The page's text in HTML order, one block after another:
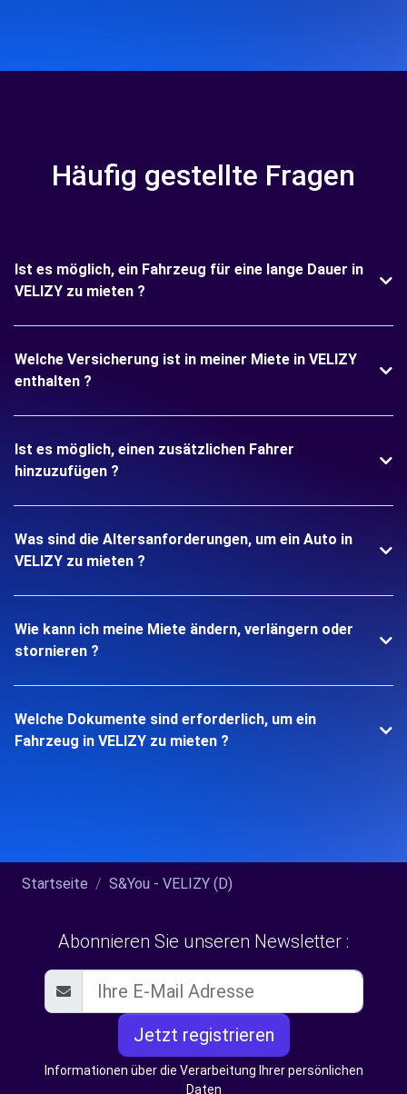
Häufig gestellte Fragen
Ist es möglich, ein Fahrzeug für eine lange Dauer in
VELIZY zu mieten ?
Welche Versicherung ist in meiner Miete in VELIZY
enthalten ?
Ist es möglich, einen zusätzlichen Fahrer
hinzuzufügen ?
Was sind die Altersanforderungen, um ein Auto in
VELIZY zu mieten ?
Wie kann ich meine Miete ändern, verlängern oder
stornieren ?
Welche Dokumente sind erforderlich, um ein
Fahrzeug in VELIZY zu mieten ?
Startseite S&You - VELIZY (D)
Abonnieren Sie unseren Newsletter :
Jetzt registrieren
Informationen über die Verarbeitung Ihrer persönlichen
Daten